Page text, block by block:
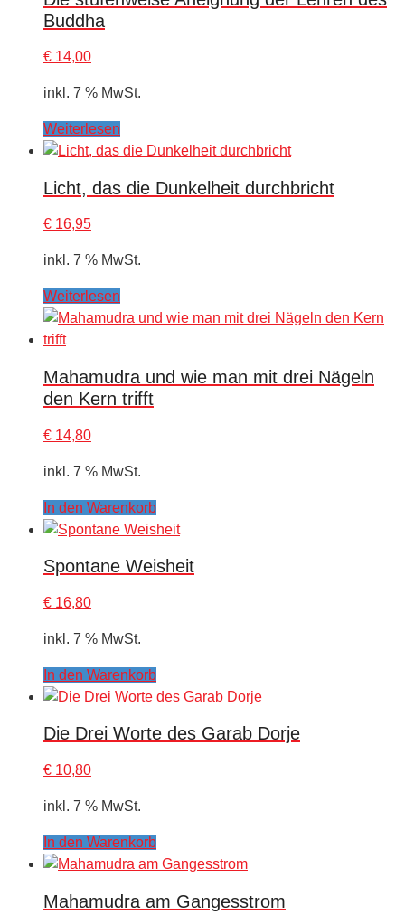
Buddha
€ 14,00
inkl. 7 % MwSt.
Weiterlesen
Licht, das die Dunkelheit durchbricht
€ 16,95
inkl. 7 % MwSt.
Weiterlesen
Mahamudra und wie man mit drei Nägeln
den Kern trifft
€ 14,80
inkl. 7 % MwSt.
In den Warenkorb
Spontane Weisheit
€ 16,80
inkl. 7 % MwSt.
In den Warenkorb
Die Drei Worte des Garab Dorje
€ 10,80
inkl. 7 % MwSt.
In den Warenkorb
Mahamudra am Gangesstrom